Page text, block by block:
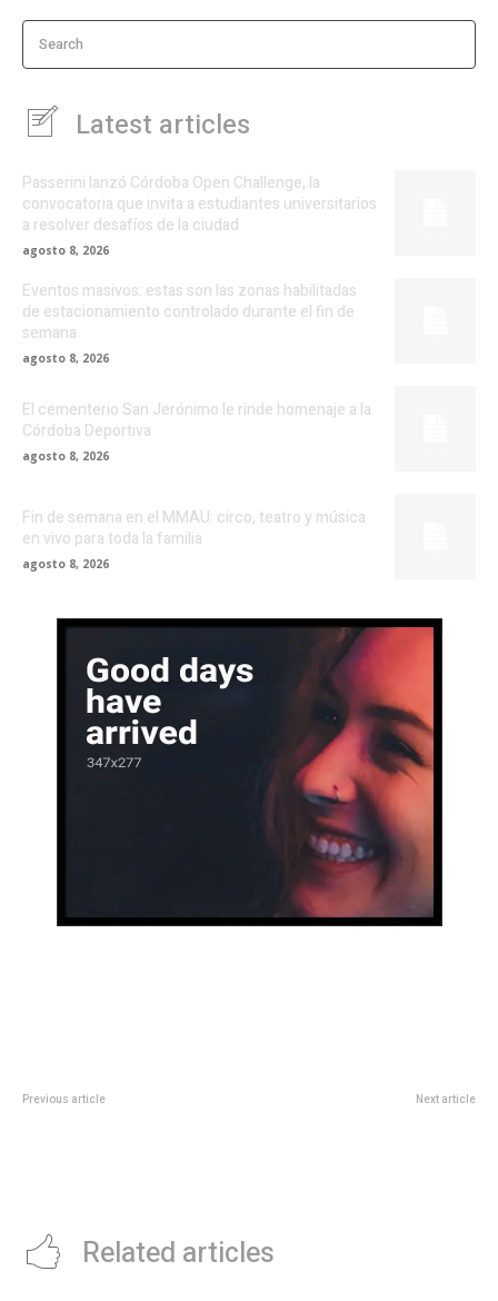
Search
Latest articles
Passerini lanzó Córdoba Open Challenge, la
convocatoria que invita a estudiantes universitarios
a resolver desafíos de la ciudad
agosto 8, 2026
Eventos masivos: estas son las zonas habilitadas
de estacionamiento controlado durante el fin de
semana
agosto 8, 2026
El cementerio San Jerónimo le rinde homenaje a la
Córdoba Deportiva
agosto 8, 2026
Fin de semana en el MMAU: circo, teatro y música
en vivo para toda la familia
agosto 8, 2026
Previous article Next article
Related articles